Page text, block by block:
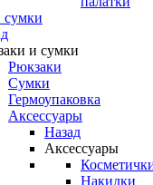
сумки
и сумки
Рюкзаки
Сумки
Гермоупаковка
Аксессуары
Назад
Аксессуары
Накидки